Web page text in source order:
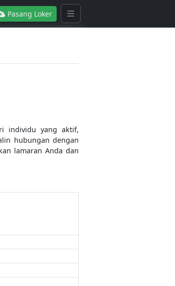
Pasang Loker
individu yang aktif,
hubungan dengan
lamaran Anda dan